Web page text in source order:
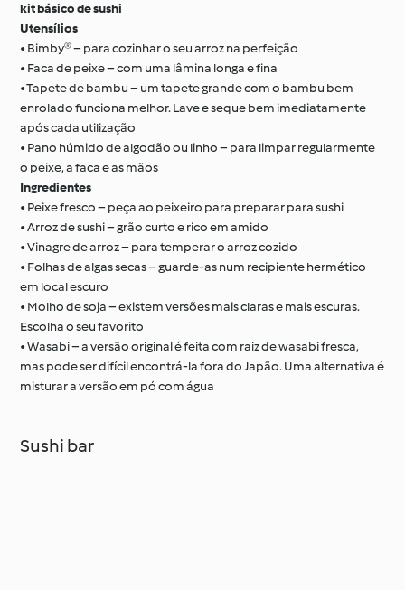
kit básico de sushi
Utensílios
• Bimby® – para cozinhar o seu arroz na perfeição
• Faca de peixe – com uma lâmina longa e fina
• Tapete de bambu – um tapete grande com o bambu bem
enrolado funciona melhor. Lave e seque bem imediatamente
após cada utilização
• Pano húmido de algodão ou linho – para limpar regularmente
o peixe, a faca e as mãos
Ingredientes
• Peixe fresco – peça ao peixeiro para preparar para sushi
• Arroz de sushi – grão curto e rico em amido
• Vinagre de arroz – para temperar o arroz cozido
• Folhas de algas secas – guarde-as num recipiente hermético
em local escuro
• Molho de soja – existem versões mais claras e mais escuras.
Escolha o seu favorito
• Wasabi – a versão original é feita com raiz de wasabi fresca,
mas pode ser difícil encontrá-la fora do Japão. Uma alternativa é
misturar a versão em pó com água
Sushi bar